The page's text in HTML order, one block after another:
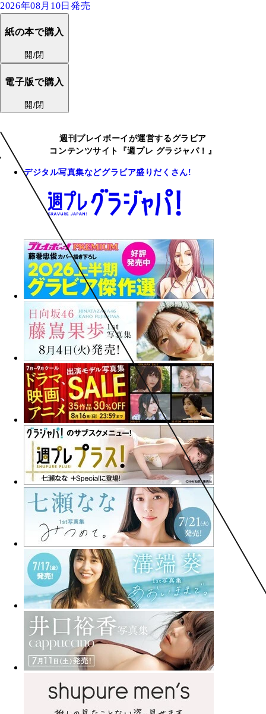
2026年08月10日発売
紙の本で購入
開/閉
電子版で購入
開/閉
週刊プレイボーイが運営するグラビア
コンテンツサイト『週プレ グラジャパ！』
デジタル写真集などグラビア盛りだくさん!